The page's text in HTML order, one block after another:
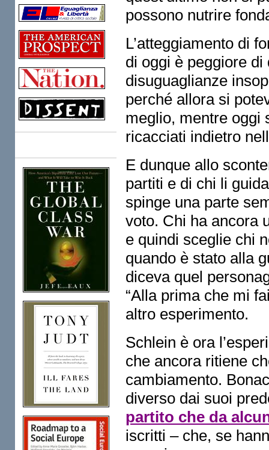
possono nutrire
L’atteggiamento di
di oggi è peggiore di
disuguaglianze
perché allora si
meglio, mentre oggi
ricacciati indietro
E dunque allo
partiti e di chi li
spinge una parte
voto. Chi ha ancora
e quindi sceglie chi
quando è stato alla
diceva quel
“Alla prima che mi
altro esperimento.
Schlein è ora
che ancora ritiene
cambiamento.
diverso dai suoi
partito che da
iscritti – che, se